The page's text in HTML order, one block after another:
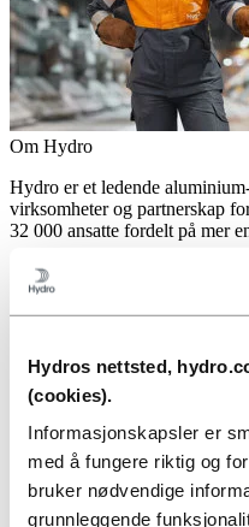
Hydros nettsted,
(cookies).
Informasjonskapsler er
med å fungere riktig og
bruker nødvendige
grunnleggende
Om Hydro
Hydro er et ledende
virksomheter og partnerskap
32 000 ansatte fordelt på mer
Industrier vi leverer til
Innovasjon, forskning
Gå til:Energi
Hydro Rein
Kraftproduksjon og
Bærekraft